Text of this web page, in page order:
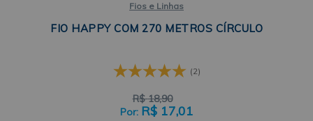
Fios e Linhas
FIO HAPPY COM 270 METROS CÍRCULO
(2)
R$ 18,90
R$ 17,01